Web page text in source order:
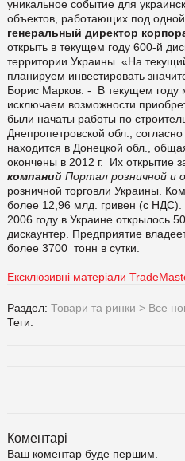
уникальное событие для
объектов, работающих под
генеральный директор
открыть в текущем году 600-й
территории Украины. «На
планируем инвестировать
Борис Марков. - В текущем году
исключаем возможности
были начаты работы по
Днепропетровской обл.,
находится в Донецкой обл.,
окончены в 2012 г. Их открытие
компаний Портал розничной и
розничной торговли Украины.
более 12,96 млд. гривен (с НДС).
2006 году в Украине открылось
дискаунтер. Предприятие
более 3700 тонн в сутки.
Ексклюзивні матеріали
Раздел: Товари та ринки > Все
Теги:
Коментарі
Ваш коментар буде першим.